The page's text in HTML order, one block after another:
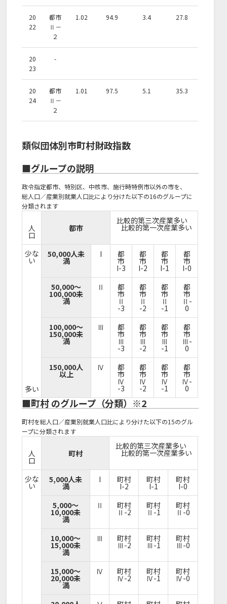
20
22
都市
Ⅱ－
２
1.02 94.9 3.4 27.8
20
23
-
20
24
都市
Ⅱ－
２
1.01 97.5 5.1 35.3
類似団体別市町村財政指数
■グループの説明
政令指定都市、特別区、中核市、施行時特例市以外の市を、
総人口／産業別就業人口比により分けた以下の16のグループに
分類されます
人
口
都市
比較的第三次産業多い
比較的第一次産業多い
少な
い
多い
50,000人未
満
I 都
市
I-3
都
市
I-2
都
市
I-1
都
市
I-0
50,000～
100,000未
満
Ⅱ 都
市
Ⅱ
-3
都
市
Ⅱ
-2
都
市
Ⅱ
-1
都
市
Ⅱ-
0
100,000～
150,000未
満
Ⅲ 都
市
Ⅲ
-3
都
市
Ⅲ
-2
都
市
Ⅲ
-1
都
市
Ⅲ-
0
150,000人
以上
Ⅳ 都
市
Ⅳ
-3
都
市
Ⅳ
-2
都
市
Ⅳ
-1
都
市
Ⅳ-
0
■町村 のグループ（分類）※2
町村を総人口／産業別就業人口比により分けた以下の15のグル
ープに分類されます
人
口
町村
比較的第三次産業多い
比較的第一次産業多い
少な
い
5,000人未
満
I 町村
I-2
町村
I-1
町村
I-0
5,000～
10,000未
満
Ⅱ 町村
Ⅱ-2
町村
Ⅱ-1
町村
Ⅱ-0
10,000～
15,000未
満
Ⅲ 町村
Ⅲ-2
町村
Ⅲ-1
町村
Ⅲ-0
15,000～
20,000未
満
Ⅳ 町村
Ⅳ-2
町村
Ⅳ-1
町村
Ⅳ-0